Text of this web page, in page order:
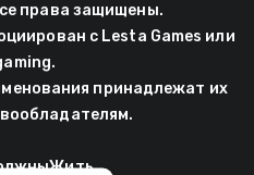
права защищены.
с Lesta Games или
принадлежат их